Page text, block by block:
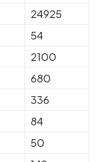
24925
54
2100
680
336
84
50